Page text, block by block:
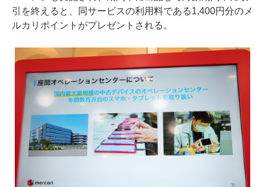
引を終えると、同サービスの利用料である1,400円分のメ
ルカリポイントがプレゼントされる。